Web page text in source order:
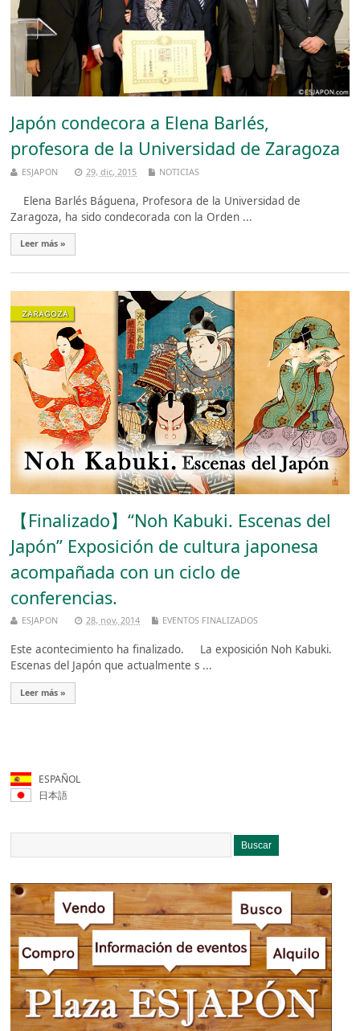
Japón condecora a Elena Barlés,
profesora de la Universidad de Zaragoza
ESJAPON 29, dic, 2015 NOTICIAS
Elena Barlés Báguena, Profesora de la Universidad de
Zaragoza, ha sido condecorada con la Orden ...
Leer más »
【Finalizado】“Noh Kabuki. Escenas del
Japón” Exposición de cultura japonesa
acompañada con un ciclo de
conferencias.
ESJAPON 28, nov, 2014 EVENTOS FINALIZADOS
Este acontecimiento ha finalizado. La exposición Noh Kabuki.
Escenas del Japón que actualmente s ...
Leer más »
ESPAÑOL
日本語